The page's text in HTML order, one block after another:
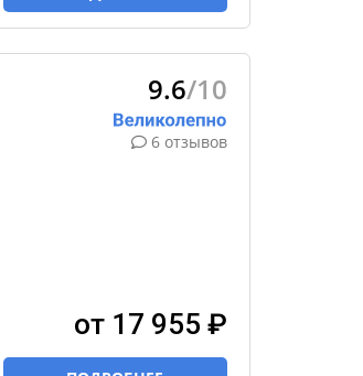
9.6/10
6 отзывов
от 17 955 ₽